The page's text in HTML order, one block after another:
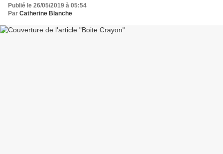
Publié le 26/05/2019 à 05:54
Par Catherine Blanche